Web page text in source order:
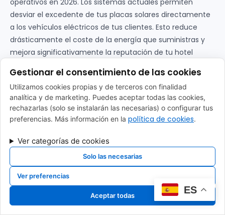
desviar el excedente de tus placas solares directamente
a los vehículos eléctricos de tus clientes. Esto reduce
drásticamente el coste de la energía que suministras y
mejora significativamente la reputación de tu hotel
sostenibilidad real.
¿Cómo aparezco en los mapas
de estaciones de carga de
Girona?
Para ganar visibilidad, debes registrar tu ubicación en
plataformas globales como Electromaps, Google Maps y
aplicaciones específicas de los fabricantes de coches. Al
configurar tuspuntos de recarga para hoteles y
alojamientos turísticos en Girona
, nosotros nos
encargamos de que tu hotel aparezca correctamente
Gestionar el consentimiento de las cookies
Utilizamos cookies propias y de terceros con finalidad
analítica y de marketing. Puedes aceptar todas las cookies,
rechazarlas (solo se instalarán las necesarias) o configurar tus
preferencias. Más información en la política de cookies.
Ver categorías de cookies
Solo las necesarias
Ver preferencias
Aceptar todas
ES